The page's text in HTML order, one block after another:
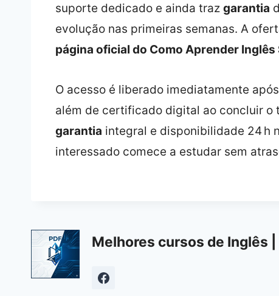
suporte dedicado e ainda traz garantia
evolução nas primeiras semanas. A
página oficial do Como Aprender Inglês
O acesso é liberado imediatamente
além de certificado digital ao concluir o
garantia integral e disponibilidade 24 h
interessado comece a estudar sem
Melhores cursos de Inglês